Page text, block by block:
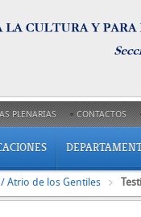
PLENARIAS CONTACTOS
Atrio de los Gentiles